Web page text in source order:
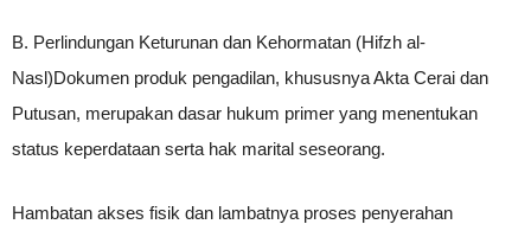
B. Perlindungan Keturunan dan Kehormatan (Hifzh al-
Nasl)Dokumen produk pengadilan, khususnya Akta Cerai dan
Putusan, merupakan dasar hukum primer yang menentukan
status keperdataan serta hak marital seseorang.
Hambatan akses fisik dan lambatnya proses penyerahan